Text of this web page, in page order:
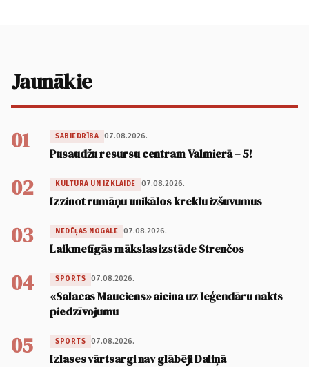
Jaunākie
01 SABIEDRĪBA 07.08.2026.
Pusaudžu resursu centram Valmierā – 5!
02 KULTŪRA UN IZKLAIDE 07.08.2026.
Izzinot rumāņu unikālos kreklu izšuvumus
03 NEDĒĻAS NOGALE 07.08.2026.
Laikmetīgās mākslas izstāde Strenčos
04 SPORTS 07.08.2026.
«Salacas Mauciens» aicina uz leģendāru nakts
piedzīvojumu
05 SPORTS 07.08.2026.
Izlases vārtsargi nav glābēji Daliņā